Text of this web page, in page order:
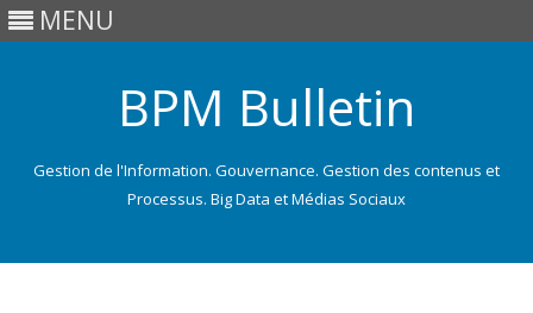
MENU
BPM Bulletin
Gestion de l'Information. Gouvernance. Gestion des contenus et
Processus. Big Data et Médias Sociaux